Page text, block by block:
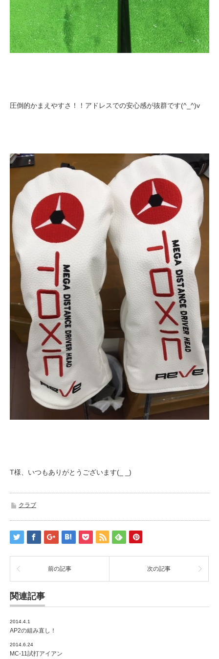
圧倒的かまえやすさ！！アドレスでの安心感が抜群です(^_^)v
T様、いつもありがとうございます(_ _)
クラブ
前の記事 次の記事
関連記事
2014.4.1
AP2の組み直し！
2014.6.24
MC-11試打アイアン